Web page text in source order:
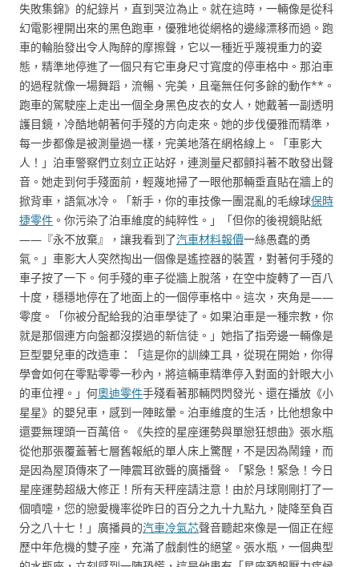
失敗集錦》的紀錄片，直到哭泣為止。就在這時，一輛像是從科
幻電影裡開出來的黑色跑車，優雅地從網格的邊緣漂移而過。跑
車的輪胎發出令人陶醉的摩擦聲，它以一種近乎蔑視重力的姿
態，精準地停進了一個只有它車身尺寸寬度的停車格中。那泊車
的過程就像一場舞蹈，流暢、完美，且毫無任何多餘的動作**。
跑車的駕駛座上走出一個全身黑色皮衣的女人，她戴著一副透明
護目鏡，冷酷地朝著何手殘的方向走來。她的步伐優雅而精準，
每一步都像是被測量過一樣，完美地落在網格線上。「車影大
人！」泊車警察們立刻立正站好，連測量尺都顫抖著不敢發出聲
音。她走到何手殘面前，輕蔑地掃了一眼他那輛垂直貼在牆上的
掀背車，語氣冰冷。「新手，你的車技像一團混亂的毛線球保時
捷零件 。你污染了泊車維度的純粹性。」「但你的後視鏡貼紙
——『永不放棄』，讓我看到了汽車材料報價一絲愚蠢的勇
氣。」車影大人突然掏出一個像是遙控器的裝置，對著何手殘的
車子按了一下。何手殘的車子從牆上脫落，在空中旋轉了一百八
十度，穩穩地停在了地面上的一個停車格中。這次，夾角是——
零度。「你被分配給我的泊車學徒了。如果泊車是一種宗教，你
就是那個連方向盤都沒摸過的新信徒。」她指了指旁邊一輛像是
巨型嬰兒車的改造車：「這是你的訓練工具，從現在開始，你得
學會如何在零點零零一秒內，將這輛車精準停入對面的針眼大小
的車位裡。」何奧迪零件手殘看著那輛閃閃發光、還在播放《小
星星》的嬰兒車，感到一陣眩暈。泊車維度的生活，比他想象中
還要無理頭一百萬倍。《失控的星座運勢與單戀狂想曲》張水瓶
從他那張覆蓋著七層舊報紙的單人床上驚醒，不是因為鬧鐘，而
是因為屋頂傳來了一陣震耳欲聾的廣播聲。「緊急！緊急！今日
星座運勢超級大修正！所有天秤座請注意！由於月球剛剛打了一
個噴嚏，您的戀愛機率從昨日的百分之九十九點九，陡降至負百
分之八十七！」廣播員的汽車冷氣芯聲音聽起來像是一個正在經
歷中年危機的雙子座，充滿了戲劇性的絕望。張水瓶，一個典型